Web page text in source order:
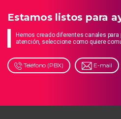
Estamos listos para
Hemos creado diferentes canales
atención, seleccione como quiere
Teléfono (PBX) E-mail